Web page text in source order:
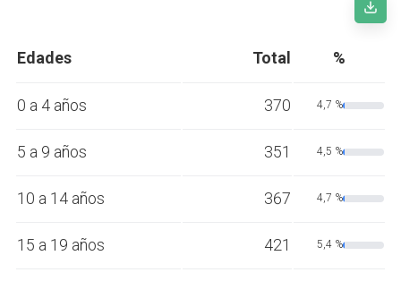
Edades Total %
0 a 4 años 370 4,7 %
5 a 9 años 351 4,5 %
10 a 14 años 367 4,7 %
15 a 19 años 421 5,4 %